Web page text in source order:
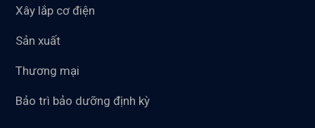
Xây lắp cơ điện
Sản xuất
Thương mại
Bảo trì bảo dưỡng định kỳ